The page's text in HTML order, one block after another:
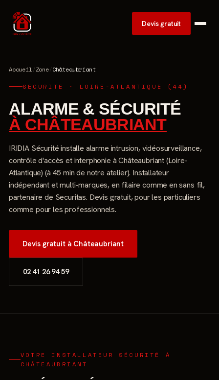
Devis gratuit
Accueil/Zone/Châteaubriant
SÉCURITÉ · LOIRE-ATLANTIQUE (44)
ALARME & SÉCURITÉ
À CHÂTEAUBRIANT
IRIDIA Sécurité installe alarme intrusion, vidéosurveillance,
contrôle d'accès et interphonie à Châteaubriant (Loire-
Atlantique) (à 45 min de notre atelier). Installateur
indépendant et multi-marques, en filaire comme en sans fil,
partenaire de Securitas. Devis gratuit, pour les particuliers
comme pour les professionnels.
Devis gratuit à Châteaubriant
02 41 26 94 59
VOTRE INSTALLATEUR SÉCURITÉ À
CHÂTEAUBRIANT